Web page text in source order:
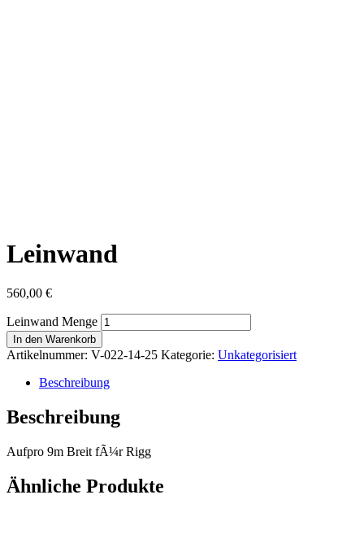
Leinwand
560,00 €
Leinwand Menge
In den Warenkorb
Artikelnummer: V-022-14-25 Kategorie: Unkategorisiert
Beschreibung
Beschreibung
Aufpro 9m Breit fÃ¼r Rigg
Ähnliche Produkte